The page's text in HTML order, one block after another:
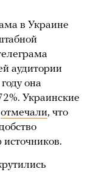
в Украине
аудитории
она
Украинские
отмечали, что